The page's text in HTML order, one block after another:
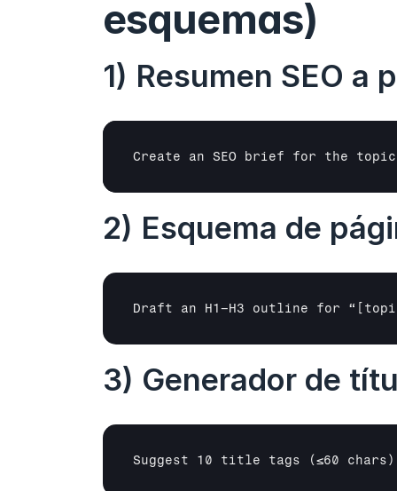
esquemas)
1) Resumen SEO a
Create an SEO brief for the
2) Esquema de
Draft an H1–H3 outline for “
3) Generador de
Suggest 10 title tags (≤60